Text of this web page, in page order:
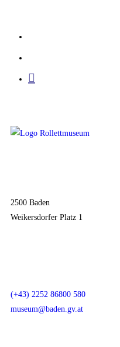
2500 Baden
Weikersdorfer Platz 1
(+43) 2252 86800 580
museum@baden.gv.at